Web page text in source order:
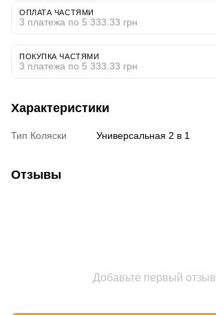
ОПЛАТА ЧАСТЯМИ
3 платежа по 5 333.33 грн
ПОКУПКА ЧАСТЯМИ
3 платежа по 5 333.33 грн
Характеристики
Тип Коляски Универсальная 2 в 1
Отзывы
Добавьте первый отзыв